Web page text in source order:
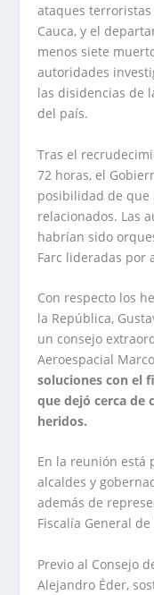
ataques terroristas
Cauca, y el
menos siete
autoridades
las disidencias de
del país.
Tras el
72 horas, el
posibilidad de que
relacionados. Las
habrían sido
Farc lideradas por
Con respecto los
la República,
un consejo
Aeroespacial
soluciones con el
que dejó cerca de
heridos.
En la reunión está
alcaldes y
además de
Fiscalía General
Previo al Consejo
Alejandro Éder,